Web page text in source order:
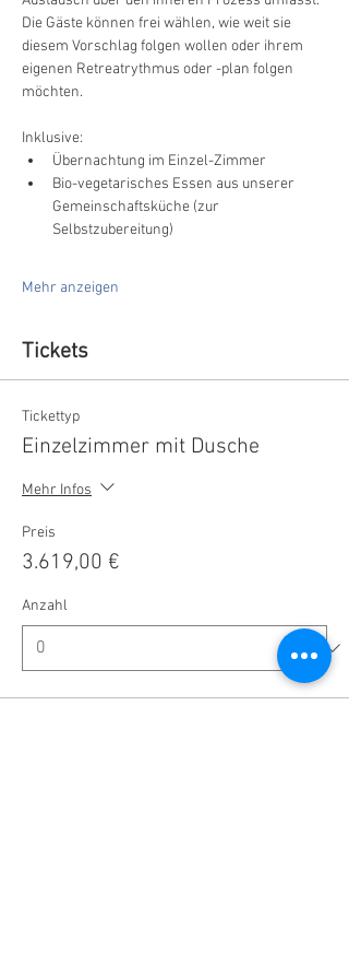
Die Gäste können frei wählen, wie weit sie
diesem Vorschlag folgen wollen oder ihrem
eigenen Retreatrythmus oder -plan folgen
möchten.
Inklusive:
Übernachtung im Einzel-Zimmer
Bio-vegetarisches Essen aus unserer
Gemeinschaftsküche (zur
Selbstzubereitung)
Mehr anzeigen
Tickets
Tickettyp
Einzelzimmer mit Dusche
Mehr Infos
Preis
3.619,00 €
Anzahl